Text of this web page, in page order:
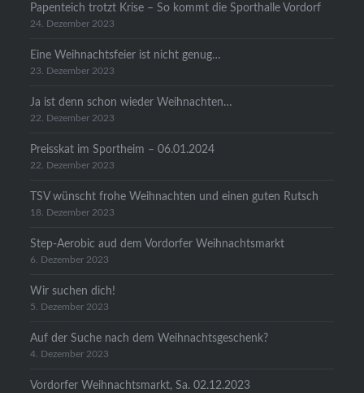
Papenteich trotzt Krise – So kommt die Sporthalle Vordorf
24. Dezember 2023
Eine Weihnachtsfeier ist nicht genug…
23. Dezember 2023
Ja ist denn schon wieder Weihnachten…
22. Dezember 2023
Preisskat im Sportheim – 06.01.2024
22. Dezember 2023
TSV wünscht frohe Weihnachten und einen guten Rutsch
18. Dezember 2023
Step-Aerobic aud dem Vordorfer Weihnachtsmarkt
6. Dezember 2023
Wir suchen dich!
5. Dezember 2023
Auf der Suche nach dem Weihnachtsgeschenk?
4. Dezember 2023
Vordorfer Weihnachtsmarkt, Sa. 02.12.2023